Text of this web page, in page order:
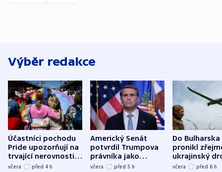
Výběr redakce
Účastníci pochodu
Pride upozorňují na
trvající nerovnosti i
společenskou
včera před 4 h
Americký Senát
potvrdil Trumpova
právníka jako
ministra
včera před 5 h
Do Bulharska
pronikl
ukrajinský
explodoval
včera před 6 h